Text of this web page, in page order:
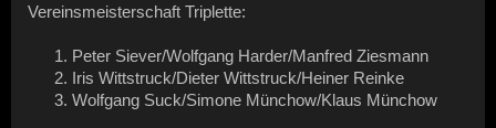
Vereinsmeisterschaft Triplette:
1. Peter Siever/Wolfgang Harder/Manfred Ziesmann
2. Iris Wittstruck/Dieter Wittstruck/Heiner Reinke
3. Wolfgang Suck/Simone Münchow/Klaus Münchow